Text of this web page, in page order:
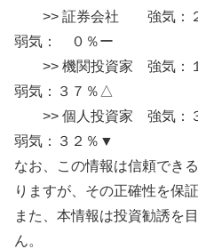
>> 証券会社 強気：
弱気： ０％ー
>> 機関投資家 強気：
弱気：３７％△
>> 個人投資家 強気：
弱気：３２％▼
なお、この情報は信頼でき
りますが、その正確性を保
また、本情報は投資勧誘を
ん。